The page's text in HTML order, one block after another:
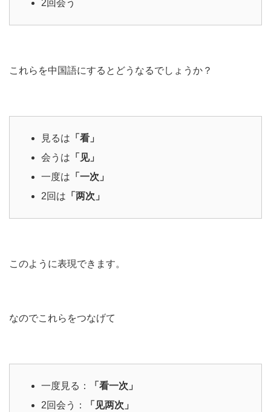
2回会う
これらを中国語にするとどうなるでしょうか？
見るは 「看」
会うは 「见」
一度は 「一次」
2回は 「两次」
このように表現できます。
なのでこれらをつなげて
一度見る：
「看一次」
2回会う：
「见两次」